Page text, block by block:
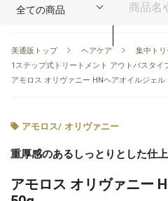
美通販トップ ヘアケア
集中トリ
1ステップ式トリートメント アウトバスタイ
アモロス オリヴァニー HNヘアオイルジェル
アモロス/ オリヴァニー
重厚感のあるしっとりとした仕
アモロス オリヴァニー